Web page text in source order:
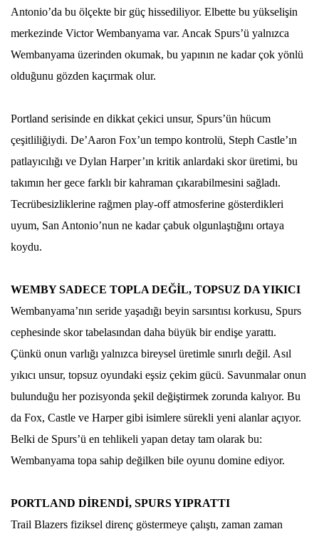
Antonio’da bu ölçekte bir güç hissediliyor. Elbette bu yükselişin
merkezinde Victor Wembanyama var. Ancak Spurs’ü yalnızca
Wembanyama üzerinden okumak, bu yapının ne kadar çok yönlü
olduğunu gözden kaçırmak olur.
Portland serisinde en dikkat çekici unsur, Spurs’ün hücum
çeşitliliğiydi. De’Aaron Fox’un tempo kontrolü, Steph Castle’ın
patlayıcılığı ve Dylan Harper’ın kritik anlardaki skor üretimi, bu
takımın her gece farklı bir kahraman çıkarabilmesini sağladı.
Tecrübesizliklerine rağmen play-off atmosferine gösterdikleri
uyum, San Antonio’nun ne kadar çabuk olgunlaştığını ortaya
koydu.
WEMBY SADECE TOPLA DEĞİL, TOPSUZ DA YIKICI
Wembanyama’nın seride yaşadığı beyin sarsıntısı korkusu, Spurs
cephesinde skor tabelasından daha büyük bir endişe yarattı.
Çünkü onun varlığı yalnızca bireysel üretimle sınırlı değil. Asıl
yıkıcı unsur, topsuz oyundaki eşsiz çekim gücü. Savunmalar onun
bulunduğu her pozisyonda şekil değiştirmek zorunda kalıyor. Bu
da Fox, Castle ve Harper gibi isimlere sürekli yeni alanlar açıyor.
Belki de Spurs’ü en tehlikeli yapan detay tam olarak bu:
Wembanyama topa sahip değilken bile oyunu domine ediyor.
PORTLAND DİRENDİ, SPURS YIPRATTI
Trail Blazers fiziksel direnç göstermeye çalıştı, zaman zaman